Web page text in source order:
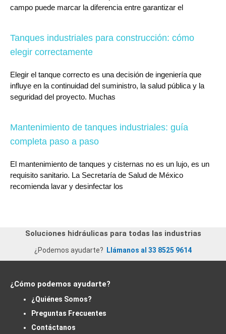
campo puede marcar la diferencia entre garantizar el
Tanques industriales para construcción: cómo
elegir correctamente
Elegir el tanque correcto es una decisión de ingeniería que
influye en la continuidad del suministro, la salud pública y la
seguridad del proyecto. Muchas
Mantenimiento de tanques industriales: guía
completa paso a paso
El mantenimiento de tanques y cisternas no es un lujo, es un
requisito sanitario. La Secretaría de Salud de México
recomienda lavar y desinfectar los
Soluciones hidráulicas para todas las industrias
¿Podemos ayudarte? Llámanos al 33 8525 9614
¿Cómo podemos ayudarte?
¿Quiénes Somos?
Preguntas Frecuentes
Contáctanos